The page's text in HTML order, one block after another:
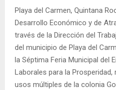
Playa del Carmen, Quintana
Desarrollo Económico y de
través de la Dirección del
del municipio de Playa del
la Séptima Feria Municipal del
Laborales para la Prosperidad,
usos múltiples de la colonia